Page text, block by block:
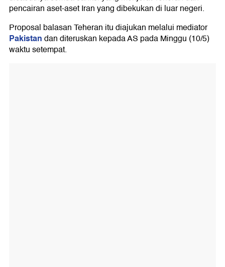
pencairan aset-aset Iran yang dibekukan di luar negeri.
Proposal balasan Teheran itu diajukan melalui mediator
Pakistandan diteruskan kepada AS pada Minggu (10/5)
waktu setempat.